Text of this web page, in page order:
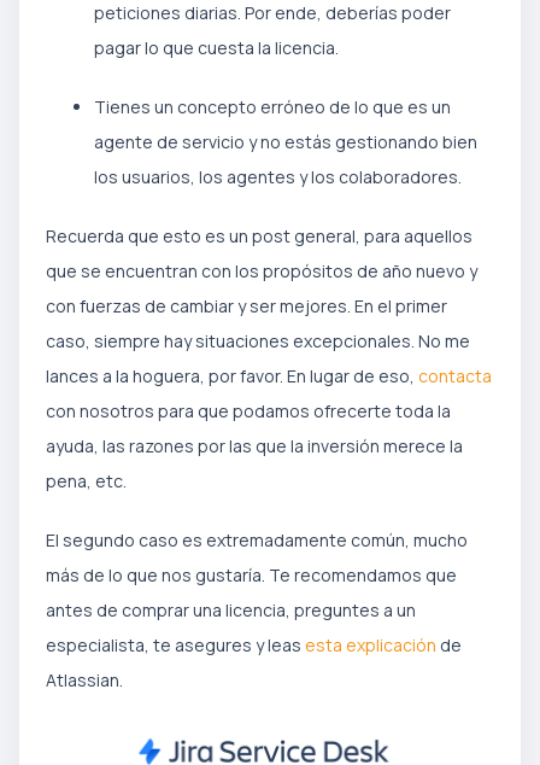
peticiones diarias. Por ende, deberías poder
pagar lo que cuesta la licencia.
Tienes un concepto erróneo de lo que es un
agente de servicio y no estás gestionando bien
los usuarios, los agentes y los colaboradores.
Recuerda que esto es un post general, para aquellos
que se encuentran con los propósitos de año nuevo y
con fuerzas de cambiar y ser mejores. En el primer
caso, siempre hay situaciones excepcionales. No me
lances a la hoguera, por favor. En lugar de eso, contacta
con nosotros para que podamos ofrecerte toda la
ayuda, las razones por las que la inversión merece la
pena, etc.
El segundo caso es extremadamente común, mucho
más de lo que nos gustaría. Te recomendamos que
antes de comprar una licencia, preguntes a un
especialista, te asegures y leas esta explicación de
Atlassian.